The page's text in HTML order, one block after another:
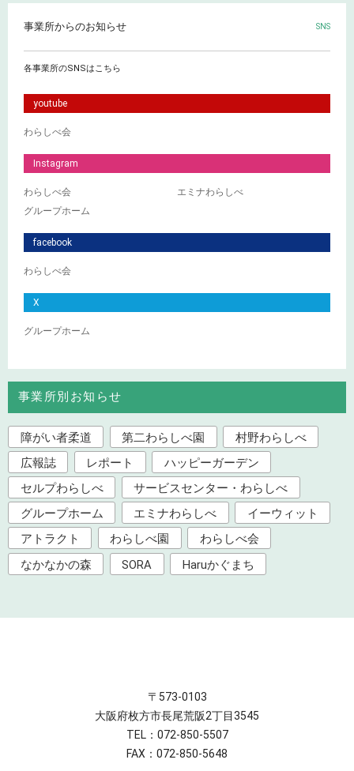
事業所からのお知らせ SNS
各事業所のSNSはこちら
youtube
わらしべ会
Instagram
わらしべ会
エミナわらしべ
グループホーム
facebook
わらしべ会
X
グループホーム
事業所別お知らせ
障がい者柔道 第二わらしべ園
村野わらしべ
広報誌
レポート
ハッピーガーデン
セルプわらしべ
サービスセンター・わらしべ
グループホーム
エミナわらしべ
イーウィット
アトラクト
わらしべ園
わらしべ会
なかなかの森
SORA Haruかぐまち
〒573-0103
大阪府枚方市長尾荒阪2丁目3545
TEL：072-850-5507
FAX：072-850-5648